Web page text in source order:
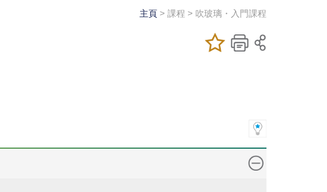
主頁 > 課程 > 吹玻璃・入門課程
加入/移除我喜
愛的課程
儲存課程
列印